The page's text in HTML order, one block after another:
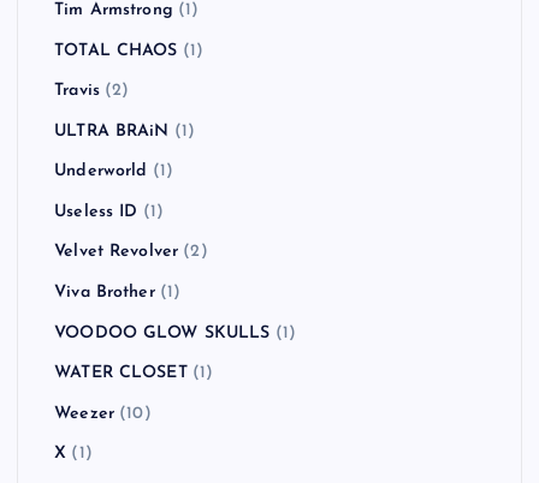
Tim Armstrong (1)
TOTAL CHAOS (1)
Travis(2)
ULTRA BRAiN (1)
Underworld (1)
Useless ID (1)
Velvet Revolver (2)
Viva Brother(1)
VOODOO GLOW SKULLS (1)
WATER CLOSET(1)
Weezer(10)
X (1)